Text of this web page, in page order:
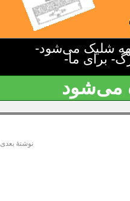
شلیک می‌شود-
برای ما-
می‌شود
نوشتهٔ بعدی